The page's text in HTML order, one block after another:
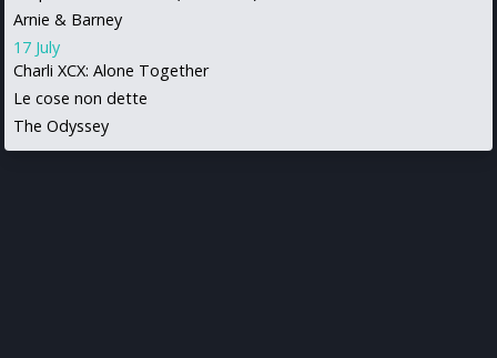
Arnie & Barney
17 July
Charli XCX: Alone Together
Le cose non dette
The Odyssey